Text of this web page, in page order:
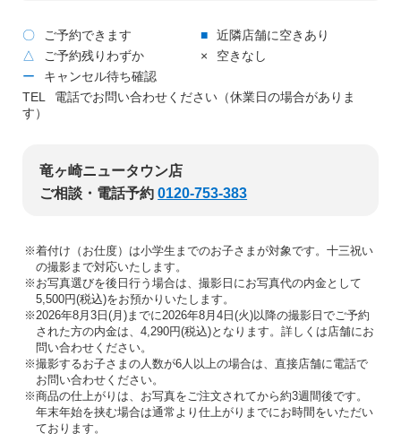
〇 ご予約できます ■
近隣店舗に空きあり
△
ご予約残りわずか ×
空きなし
ー
キャンセル待ち確認
TEL
電話でお問い合わせください（休業日の場合がありま
す）
竜ヶ崎ニュータウン店
ご相談・電話予約0120-753-383
※着付け（お仕度）は小学生までのお子さまが対象です。十三祝い
の撮影まで対応いたします。
※お写真選びを後日行う場合は、撮影日にお写真代の内金として
5,500円(税込)をお預かりいたします。
※2026年8月3日(月)までに2026年8月4日(火)以降の撮影日でご予約
された方の内金は、4,290円(税込)となります。詳しくは店舗にお
問い合わせください。
※撮影するお子さまの人数が6人以上の場合は、直接店舗に電話で
お問い合わせください。
※商品の仕上がりは、お写真をご注文されてから約3週間後です。
年末年始を挟む場合は通常より仕上がりまでにお時間をいただい
ております。